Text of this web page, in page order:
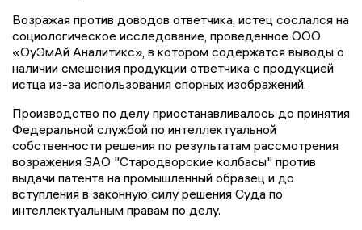
Возражая против доводов ответчика, истец сослался на
социологическое исследование, проведенное ООО
«ОуЭмАй Аналитикс», в котором содержатся выводы о
наличии смешения продукции ответчика с продукцией
истца из-за использования спорных изображений.
Производство по делу приостанавливалось до принятия
Федеральной службой по интеллектуальной
собственности решения по результатам рассмотрения
возражения ЗАО "Стародворские колбасы" против
выдачи патента на промышленный образец и до
вступления в законную силу решения Суда по
интеллектуальным правам по делу.